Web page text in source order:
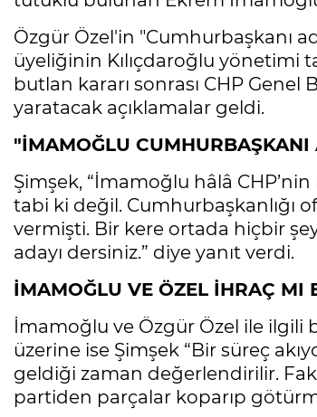
Özgür Özel'in "Cumhurbaşkanı
üyeliğinin Kılıçdaroğlu yönetimi
butlan kararı sonrası CHP Genel
yaratacak açıklamalar geldi.
"İMAMOĞLU
Şimşek, “İmamoğlu hâlâ CHP’nin
tabi ki değil. Cumhurbaşkanlığı
vermişti. Bir kere ortada hiçbir
adayı dersiniz.” diye yanıt verdi.
İMAMOĞLU VE ÖZEL İHRAÇ MI
İmamoğlu ve Özgür Özel ile ilgili
üzerine ise Şimşek “Bir süreç
geldiği zaman değerlendirilir.
partiden parçalar koparıp